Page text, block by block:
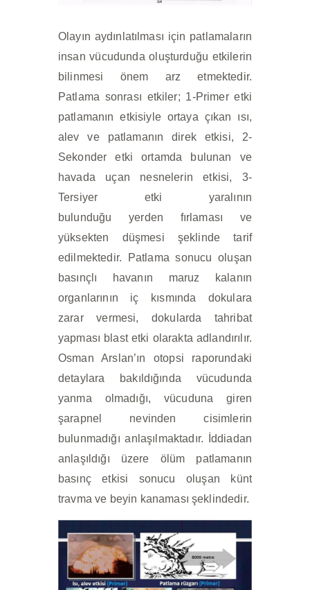
Olayın aydınlatılması için patlamaların
insan vücudunda oluşturduğu etkilerin
bilinmesi önem arz etmektedir.
Patlama sonrası etkiler; 1-Primer etki
patlamanın etkisiyle ortaya çıkan ısı,
alev ve patlamanın direk etkisi, 2-
Sekonder etki ortamda bulunan ve
havada uçan nesnelerin etkisi, 3-
Tersiyer etki yaralının
bulunduğu yerden fırlaması ve
yüksekten düşmesi şeklinde tarif
edilmektedir. Patlama sonucu oluşan
basınçlı havanın maruz kalanın
organlarının iç kısmında dokulara
zarar vermesi, dokularda tahribat
yapması blast etki olarakta adlandırılır.
Osman Arslan’ın otopsi raporundaki
detaylara bakıldığında vücudunda
yanma olmadığı, vücuduna giren
şarapnel nevinden cisimlerin
bulunmadığı anlaşılmaktadır. İddiadan
anlaşıldığı üzere ölüm patlamanın
basınç etkisi sonucu oluşan künt
travma ve beyin kanaması şeklindedir.